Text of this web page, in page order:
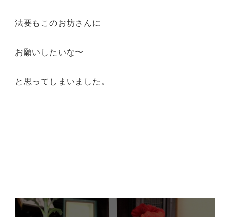
法要もこのお坊さんに
お願いしたいな〜
と思ってしまいました。